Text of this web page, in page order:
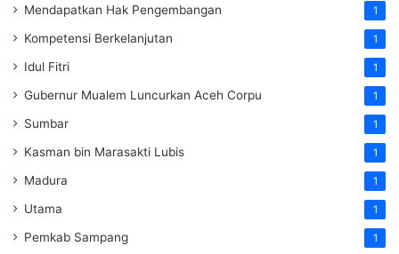
Mendapatkan Hak Pengembangan 1
Kompetensi Berkelanjutan 1
Idul Fitri 1
Gubernur Mualem Luncurkan Aceh Corpu 1
Sumbar 1
Kasman bin Marasakti Lubis 1
Madura 1
Utama 1
Pemkab Sampang 1